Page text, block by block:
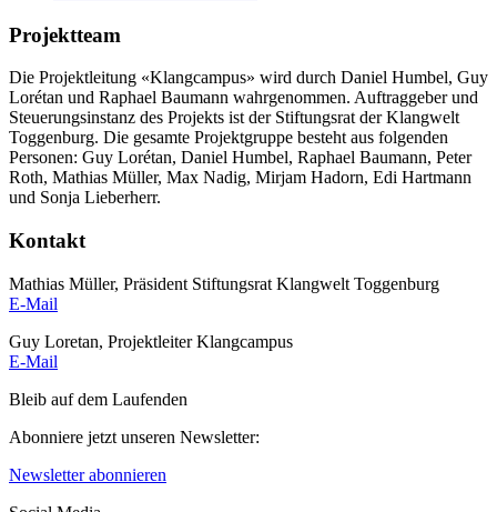
Projektteam
Die Projektleitung «Klangcampus» wird durch Daniel Humbel, Guy
Lorétan und Raphael Baumann wahrgenommen. Auftraggeber und
Steuerungsinstanz des Projekts ist der Stiftungsrat der Klangwelt
Toggenburg. Die gesamte Projektgruppe besteht aus folgenden
Personen: Guy Lorétan, Daniel Humbel, Raphael Baumann, Peter
Roth, Mathias Müller, Max Nadig, Mirjam Hadorn, Edi Hartmann
und Sonja Lieberherr.
Kontakt
Mathias Müller, Präsident Stiftungsrat Klangwelt Toggenburg
E-Mail
Guy Loretan, Projektleiter Klangcampus
E-Mail
Bleib auf dem Laufenden
Abonniere jetzt unseren Newsletter:
Newsletter abonnieren